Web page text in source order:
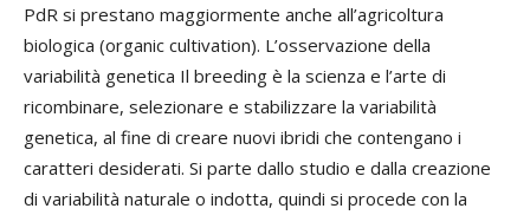
PdR si prestano maggiormente anche all’agricoltura
biologica (organic cultivation). L’osservazione della
variabilità genetica Il breeding è la scienza e l’arte di
ricombinare, selezionare e stabilizzare la variabilità
genetica, al fine di creare nuovi ibridi che contengano i
caratteri desiderati. Si parte dallo studio e dalla creazione
di variabilità naturale o indotta, quindi si procede con la